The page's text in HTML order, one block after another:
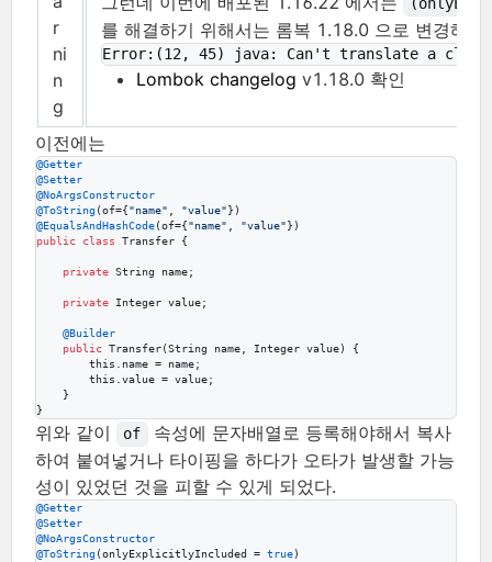
r
ni
n
g
를 해결하기 위해서는 롬복 1.18.0 으로 변경해야
Error:(12, 45) java: Can't translate a class
Lombok changelog v1.18.0 확인
이전에는
@Getter
@Setter
@NoArgsConstructor
@ToString(of={ "name" , "value"
@EqualsAndHashCode(of={ "name" , "value"
public
class Transfer {
private String name;
private Integer value;
@Builder
public Transfer(String name, Integer value) {
this . name = name;
this .value = value;
    }
}
위와 같이 of
속성에 문자배열로 등록해야해서 복사
하여 붙여넣거나 타이핑을 하다가 오타가 발생할 가능
성이 있었던 것을 피할 수 있게 되었다.
@Getter
@Setter
@NoArgsConstructor
@ToString(onlyExplicitlyIncluded = true